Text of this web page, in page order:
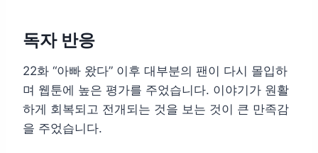
독자 반응
22화 “아빠 왔다” 이후 대부분의 팬이 다시 몰입하
며 웹툰에 높은 평가를 주었습니다. 이야기가 원활
하게 회복되고 전개되는 것을 보는 것이 큰 만족감
을 주었습니다.